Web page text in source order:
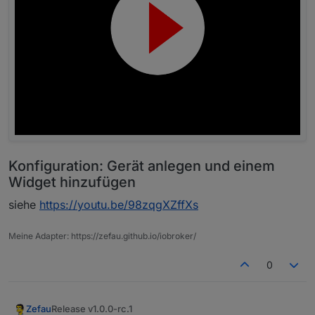
verfügbar. Die umfasst das Anlegen von Geräten,
die Definition des Layouts und weitere
Einstellungen.
Geräte
Layout / Widgets
Siehe ersten Post:
https://forum.iobroker.net/post/386081
Konfiguration: Gerät anlegen und einem
Widget hinzufügen
siehe https://youtu.be/98zqgXZffXs
Meine Adapter: https://zefau.github.io/iobroker/
0
ZefauRelease v1.0.0-rc.1